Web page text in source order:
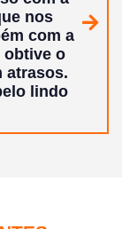
nos
com a
obtive o
atrasos.
lindo